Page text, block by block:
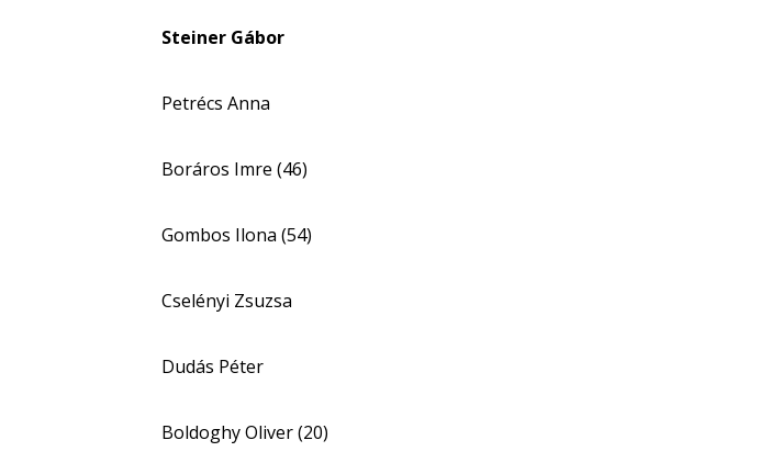
Steiner Gábor
Petrécs Anna
Boráros Imre (46)
Gombos Ilona (54)
Cselényi Zsuzsa
Dudás Péter
Boldoghy Oliver (20)